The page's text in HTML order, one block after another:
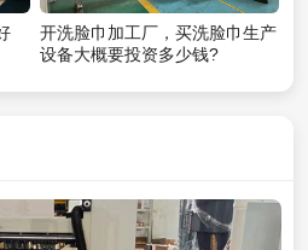
开洗脸巾加工厂，买洗脸巾生产
设备大概要投资多少钱?